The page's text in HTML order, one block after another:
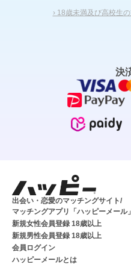
› 18歳未満及び高校生
決
出会い・恋愛のマッチングサイト/
マッチングアプリ「ハッピーメール
新規女性会員登録 18歳以上
新規男性会員登録 18歳以上
会員ログイン
ハッピーメールとは